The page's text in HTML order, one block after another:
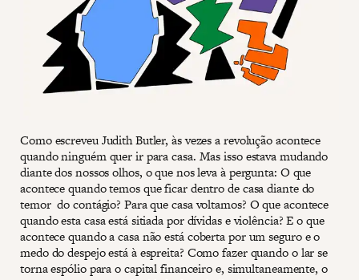
Como escreveu Judith Butler, às vezes a revolução acontece
quando ninguém quer ir para casa. Mas isso estava mudando
diante dos nossos olhos, o que nos leva à pergunta: O que
acontece quando temos que ficar dentro de casa diante do
temor do contágio? Para que casa voltamos? O que acontece
quando esta casa está sitiada por dívidas e violência? E o que
acontece quando a casa não está coberta por um seguro e o
medo do despejo está à espreita? Como fazer quando o lar se
torna espólio para o capital financeiro e, simultaneamente, o